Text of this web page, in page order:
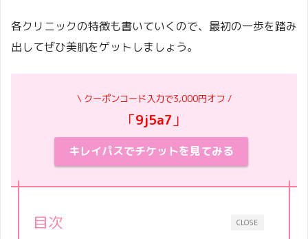
各クリニックの特徴も書いていくので、最初の一歩を踏み
出してぜひ美肌をゲットしましょう。
\ クーポンコード入力で3,000円オフ /
「9j5a7 」
キレイパスでチケットを見てみる
CLOSE
目次